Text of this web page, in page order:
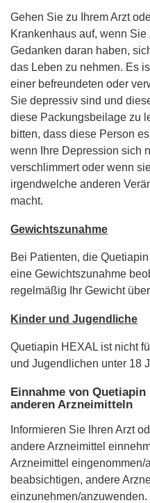
Gehen Sie zu Ihrem Arzt
Krankenhaus auf, wenn
Gedanken daran haben,
das Leben zu nehmen. Es
einer befreundeten oder
Sie depressiv sind und
diese Packungsbeilage zu
bitten, dass diese Person
wenn Ihre Depression sich
verschlimmert oder wenn
irgendwelche anderen
macht.
Gewichtszunahme
Bei Patienten, die
eine Gewichtszunahme
regelmäßig Ihr Gewicht
Kinder und Jugendliche
Quetiapin HEXAL ist nicht
und Jugendlichen unter 18
Einnahme von
anderen Arzneimitteln
Informieren Sie Ihren Arzt
andere Arzneimittel
Arzneimittel eingenommen/
beabsichtigen, andere
einzunehmen/anzuwenden.